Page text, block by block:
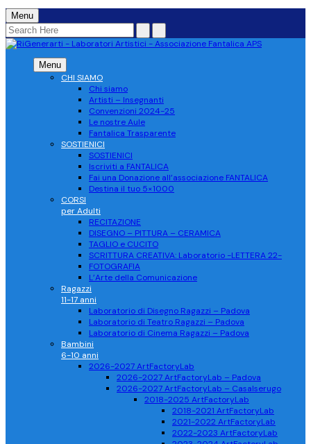
Menu
Menu
CHI SIAMO
Chi siamo
Artisti – Insegnanti
Convenzioni 2024-25
Le nostre Aule
Fantalica Trasparente
SOSTIENICI
SOSTIENICI
Iscriviti a FANTALICA
Fai una Donazione all’associazione FANTALICA
Destina il tuo 5×1000
CORSI
per Adulti
RECITAZIONE
DISEGNO – PITTURA – CERAMICA
TAGLIO e CUCITO
SCRITTURA CREATIVA: Laboratorio -LETTERA 22-
FOTOGRAFIA
L’Arte della Comunicazione
Ragazzi
11-17 anni
Laboratorio di Disegno Ragazzi – Padova
Laboratorio di Teatro Ragazzi – Padova
Laboratorio di Cinema Ragazzi – Padova
Bambini
6-10 anni
2026-2027 ArtFactoryLab
2026-2027 ArtFactoryLab – Padova
2026-2027 ArtFactoryLab – Casalserugo
2018-2025 ArtFactoryLab
2018-2021 ArtFactoryLab
2021-2022 ArtFactoryLab
2022-2023 ArtFactoryLab